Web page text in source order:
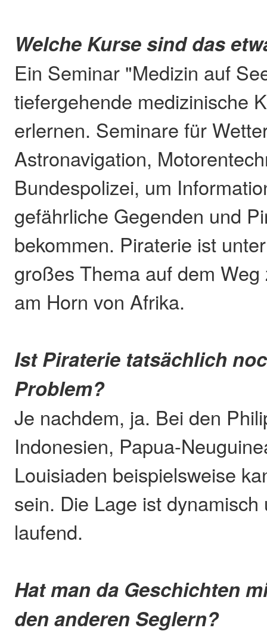
Welche Kurse sind das
Ein Seminar "Medizin auf
tiefergehende medizinische
erlernen. Seminare für
Astronavigation,
Bundespolizei, um
gefährliche Gegenden und
bekommen. Piraterie ist
großes Thema auf dem
am Horn von Afrika.
Ist Piraterie tatsächlich
Problem?
Je nachdem, ja. Bei den
Indonesien, Papua-
Louisiaden beispielsweise
sein. Die Lage ist
laufend.
Hat man da Geschichten
den anderen Seglern?